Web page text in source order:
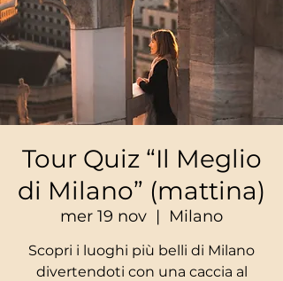
Tour Quiz “Il Meglio
di Milano” (mattina)
mer 19 nov
  |
Milano
Scopri i luoghi più belli di Milano
divertendoti con una caccia al